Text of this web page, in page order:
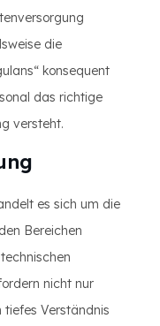
die
konsequent
das richtige
versteht.
es sich um die
Bereichen
nicht nur
tiefes Verständnis